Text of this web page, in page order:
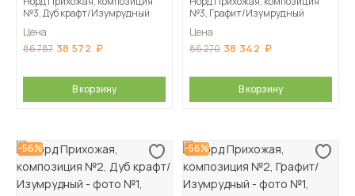
№3, Дуб крафт/Изумрудный
Цена
86 787 38 572
В корзину
№3, Графит/Изумрудный
Цена
86 270 38 342
В корзину
-56% -56%